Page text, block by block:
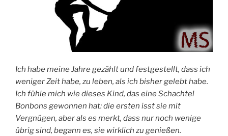
Ich habe meine Jahre gezählt und festgestellt, dass ich
weniger Zeit habe, zu leben, als ich bisher gelebt habe.
Ich fühle mich wie dieses Kind, das eine Schachtel
Bonbons gewonnen hat: die ersten isst sie mit
Vergnügen, aber als es merkt, dass nur noch wenige
übrig sind, begann es, sie wirklich zu genießen.